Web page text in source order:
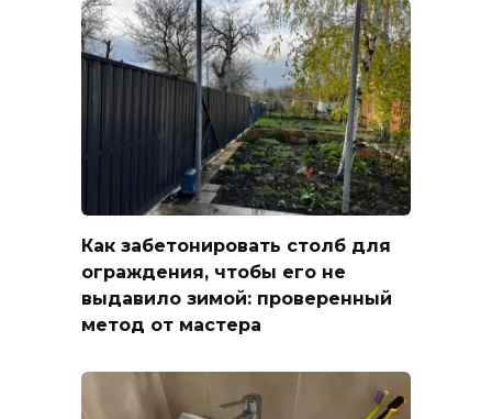
Как забетонировать столб для
ограждения, чтобы его не
выдавило зимой: проверенный
метод от мастера